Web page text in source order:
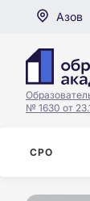
Азов
№ 1630 от
СРО